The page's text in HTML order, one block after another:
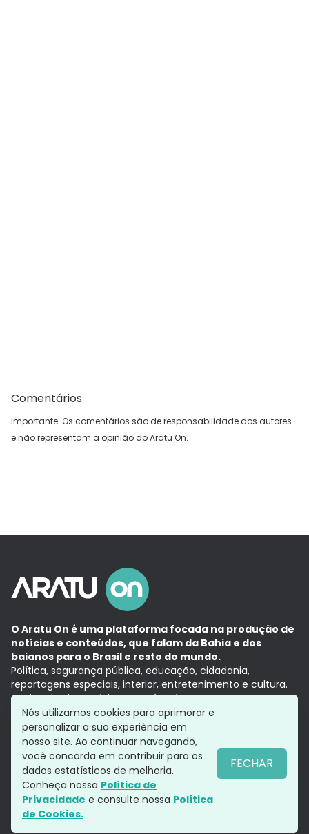
Comentários
Importante: Os comentários são de responsabilidade dos autores
e não representam a opinião do Aratu On.
O Aratu On é uma plataforma focada na produção de
notícias e conteúdos, que falam da Bahia e dos
baianos para o Brasil e resto do mundo.
Política, segurança pública, educação, cidadania,
reportagens especiais, interior, entretenimento e cultura.
Aqui, tudo vira notícia e a notícia é no tempo presente,
com a credibilidade do Grupo Aratu.
Grupo Aratu
Política de privacidade
Siga-nos
Nós utilizamos cookies para aprimorar e
personalizar a sua experiência em
nosso site. Ao continuar navegando,
você concorda em contribuir para os
dados estatísticos de melhoria.
Conheça nossa Política de
Privacidade e consulte nossa Política
de Cookies.
FECHAR